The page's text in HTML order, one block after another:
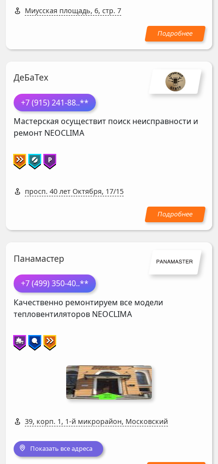
Миусская площадь, 6, стр. 7
ДеБаТех
+7 (915) 241-88..**
Мастерская осуществит поиск неисправности и
ремонт NEOCLIMA
просп. 40 лет Октября, 17/15
Панамастер
+7 (499) 350-40..**
Качественно ремонтируем все модели
тепловентиляторов NEOCLIMA
39, корп. 1, 1-й микрорайон, Московский
Показать все адреса